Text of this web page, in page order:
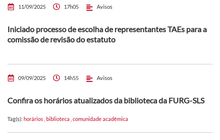
11/09/2025 17h05 Avisos
Iniciado processo de escolha de representantes TAEs para a
comissão de revisão do estatuto
09/09/2025 14h55 Avisos
Confira os horários atualizados da biblioteca da FURG-SLS
Tag(s): horários biblioteca comunidade acadêmica